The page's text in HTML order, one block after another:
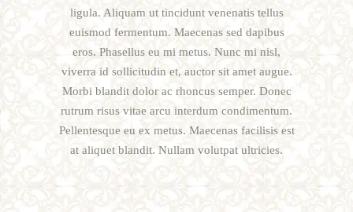
ligula. Aliquam ut tincidunt venenatis tellus
euismod fermentum. Maecenas sed dapibus
eros. Phasellus eu mi metus. Nunc mi nisl,
viverra id sollicitudin et, auctor sit amet augue.
Morbi blandit dolor ac rhoncus semper. Donec
rutrum risus vitae arcu interdum condimentum.
Pellentesque eu ex metus. Maecenas facilisis est
at aliquet blandit. Nullam volutpat ultricies.